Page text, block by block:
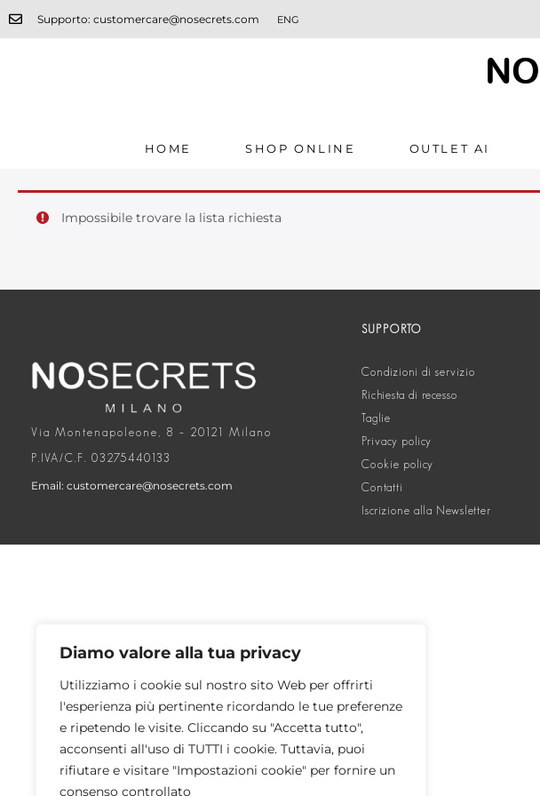
Diamo valore alla tua privacy
Utilizziamo i cookie sul nostro sito Web per offrirti
l'esperienza più pertinente ricordando le tue preferenze
e ripetendo le visite. Cliccando su "Accetta tutto",
acconsenti all'uso di TUTTI i cookie. Tuttavia, puoi
rifiutare e visitare "Impostazioni cookie" per fornire un
consenso controllato
Supporto: customercare@nosecrets.com ENG
NO
HOME SHOP ONLINE OUTLET AI
Impossibile trovare la lista richiesta
Via Montenapoleone, 8 – 20121 Milano
P.IVA/C.F. 03275440133
Email: customercare@nosecrets.com
SUPPORTO
Condizioni di servizio
Richiesta di recesso
Taglie
Privacy policy
Cookie policy
Contatti
Iscrizione alla Newsletter